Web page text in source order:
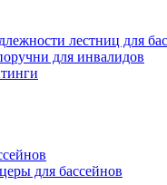
лестниц для
для инвалидов
для бассейнов